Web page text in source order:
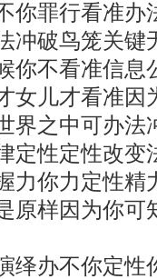
你罪行看准办
冲破鸟笼关键
你不看准信息
女儿才看准因
界之中可办法
定性定性改变
力你力定性精
原样因为你可
绎办不你定性